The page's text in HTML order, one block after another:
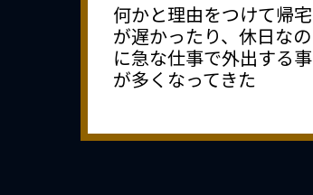
何かと理由をつけて帰宅
が遅かったり、休日なの
に急な仕事で外出する事
が多くなってきた